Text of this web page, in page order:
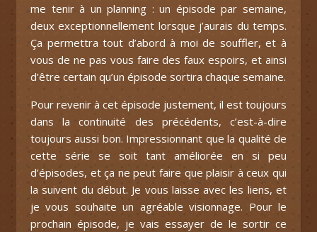
me tenir à un planning : un épisode par semaine,
deux exceptionnellement lorsque j’aurais du temps.
Ça permettra tout d’abord à moi de souffler, et à
vous de ne pas vous faire des faux espoirs, et ainsi
d’être certain qu’un épisode sortira chaque semaine.
Pour revenir à cet épisode justement, il est toujours
dans la continuité des précédents, c’est-à-dire
toujours aussi bon. Impressionnant que la qualité de
cette série se soit tant améliorée en si peu
d’épisodes, et ça ne peut faire que plaisir à ceux qui
la suivent du début. Je vous laisse avec les liens, et
je vous souhaite un agréable visionnage. Pour le
prochain épisode, je vais essayer de le sortir ce